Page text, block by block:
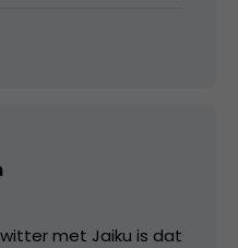
met Jaiku is dat